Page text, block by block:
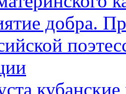
добра.